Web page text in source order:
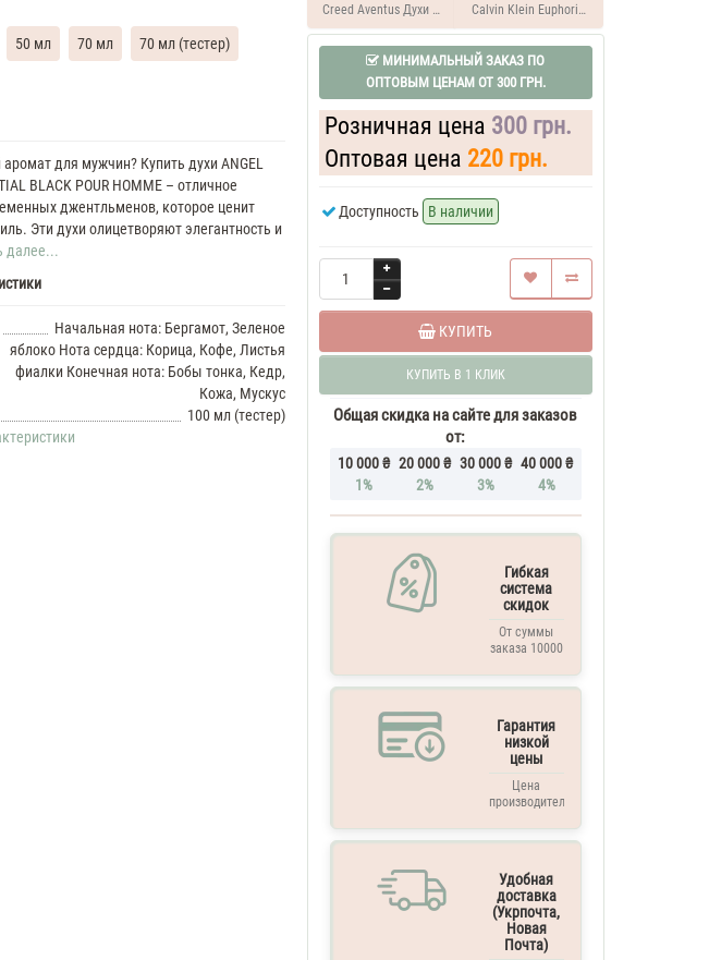
50 мл 70 мл 70 мл (тестер)
для мужчин? Купить духи ANGEL
BLACK POUR HOMME – отличное
джентльменов, которое ценит
Эти духи олицетворяют элегантность и
далее...
Начальная нота: Бергамот, Зеленое
яблоко Нота сердца: Корица, Кофе, Листья
фиалки Конечная нота: Бобы тонка, Кедр,
Кожа, Мускус
100 мл (тестер)
Creed Aventus Духи мужские тестер 100 MLCalvin Klein Euphoria Духи мужские
МИНИМАЛЬНЫЙ ЗАКАЗ ПО
ОПТОВЫМ ЦЕНАМ ОТ 300 ГРН.
Розничная цена 300 грн.
Оптовая цена 220 грн.
Доступность В наличии
КУПИТЬ
КУПИТЬ В 1 КЛИК
Общая скидка на сайте для заказов
от:
10 000 ₴
1%
20 000 ₴
2%
30 000 ₴
3%
40 000 ₴
4%
Гибкая
система
скидок
От суммы
заказа 10000
Гарантия
низкой
цены
Цена
производителя
Удобная
доставка
(Укрпочта,
Новая
Почта)